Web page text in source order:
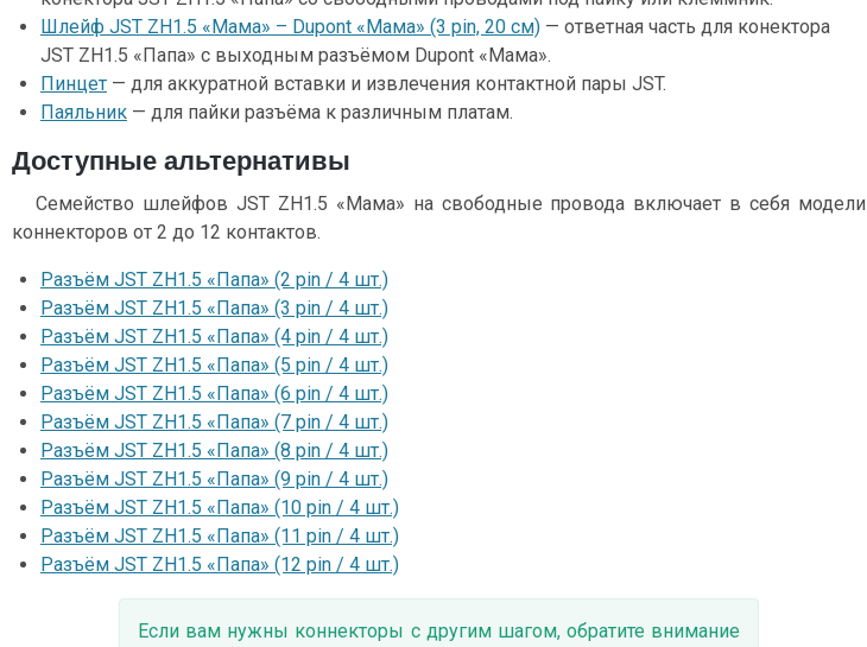
Шлейф JST ZH1.5 «Мама» – Dupont «Мама» (3 pin, 20 см) — ответная часть для конектора
JST ZH1.5 «Папа» с выходным разъёмом Dupont «Мама».
Пинцет — для аккуратной вставки и извлечения контактной пары JST.
Паяльник — для пайки разъёма к различным платам.
Доступные альтернативы
Семейство шлейфов JST ZH1.5 «Мама» на свободные провода включает в себя модели
коннекторов от 2 до 12 контактов.
Разъём JST ZH1.5 «Папа» (2 pin / 4 шт.)
Разъём JST ZH1.5 «Папа» (3 pin / 4 шт.)
Разъём JST ZH1.5 «Папа» (4 pin / 4 шт.)
Разъём JST ZH1.5 «Папа» (5 pin / 4 шт.)
Разъём JST ZH1.5 «Папа» (6 pin / 4 шт.)
Разъём JST ZH1.5 «Папа» (7 pin / 4 шт.)
Разъём JST ZH1.5 «Папа» (8 pin / 4 шт.)
Разъём JST ZH1.5 «Папа» (9 pin / 4 шт.)
Разъём JST ZH1.5 «Папа» (10 pin / 4 шт.)
Разъём JST ZH1.5 «Папа» (11 pin / 4 шт.)
Разъём JST ZH1.5 «Папа» (12 pin / 4 шт.)
Если вам нужны коннекторы с другим шагом, обратите внимание